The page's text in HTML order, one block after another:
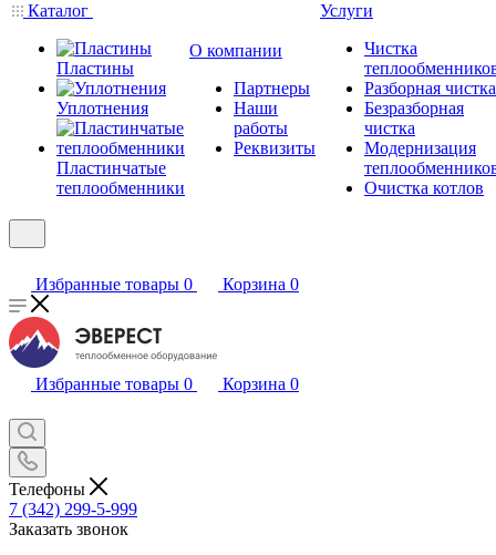
Каталог
Пластины
Уплотнения
Пластинчатые
теплообменники
О компании
Партнеры
Наши
работы
Реквизиты
Услуги
Чистка
Разборная чистка
Безразборная
чистка
Модернизация
Очистка котлов
Избранные товары 0 Корзина 0
Избранные товары 0 Корзина 0
Телефоны
7 (342) 299-5-999
Заказать звонок